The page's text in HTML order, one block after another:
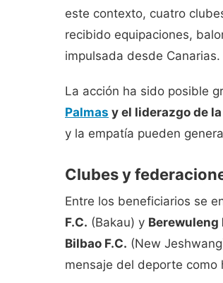
este contexto, cuatro
recibido equipaciones,
impulsada desde Canarias.
La acción ha sido posible
Palmas y el liderazgo de
y la empatía pueden
Clubes y
Entre los beneficiarios se
F.C. (Bakau) y Berewuleng
Bilbao F.C. (New
mensaje del deporte como